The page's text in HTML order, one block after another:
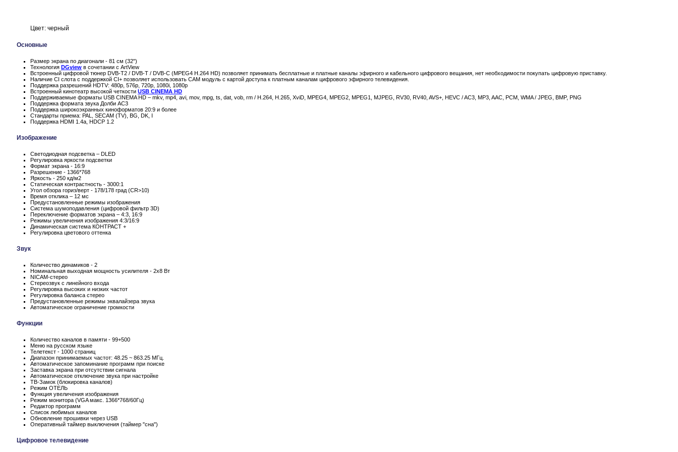
Цвет: черный
Основные
Размер экрана по диагонали - 81 см (32")
Технология DGview в сочетании с ArtView
Встроенный цифровой тюнер DVB-T2 / DVB-T / DVB-C (MPEG4 H.264 HD) позволяет принимать бесплатные и платные каналы эфирного и кабельного цифрового вещания, нет необходимости покупать цифровую приставку.
Наличие CI слота с поддержкой CI+ позволяет использовать CAM модуль с картой доступа к платным каналам цифрового эфирного телевидения.
Поддержка разрешений HDTV: 480p, 576p, 720p, 1080i, 1080p
Встроенный кинотеатр высокой четкости USB CINEMA HD
Поддерживаемые форматы USB CINEMA HD – mkv, mp4, avi, mov, mpg, ts, dat, vob, rm / H.264, H.265, XviD, MPEG4, MPEG2, MPEG1, MJPEG, RV30, RV40, AVS+, HEVC / AC3, MP3, AAC, PCM, WMA / JPEG, BMP, PNG
Поддержка формата звука Долби AC3
Поддержка широкоэкранных киноформатов 20:9 и более
Стандарты приема: PAL, SECAM (TV), BG, DK, I
Поддержка HDMI 1.4a, HDCP 1.2
Изображение
Светодиодная подсветка – DLED
Регулировка яркости подсветки
Формат экрана - 16:9
Разрешение - 1366*768
Яркость - 250 кд/м2
Статическая контрастность - 3000:1
Угол обзора гориз/верт - 178/178 град (CR>10)
Время отклика – 12 мс
Предустановленные режимы изображения
Система шумоподавления (цифровой фильтр 3D)
Переключение форматов экрана – 4:3, 16:9
Режимы увеличения изображения 4:3/16:9
Динамическая система КОНТРАСТ +
Регулировка цветового оттенка
Звук
Количество динамиков - 2
Номинальная выходная мощность усилителя - 2x8 Вт
NICAM-стерео
Стереозвук с линейного входа
Регулировка высоких и низких частот
Регулировка баланса стерео
Предустановленные режимы эквалайзера звука
Автоматическое ограничение громкости
Функции
Количество каналов в памяти - 99+500
Меню на русском языке
Телетекст - 1000 страниц
Диапазон принимаемых частот: 48.25 ~ 863.25 МГц.
Автоматическое запоминание программ при поиске
Заставка экрана при отсутствии сигнала
Автоматическое отключение звука при настройке
ТВ-Замок (блокировка каналов)
Режим ОТЕЛЬ
Функция увеличения изображения
Режим монитора (VGA макс. 1366*768/60Гц)
Редактор программ
Список любимых каналов
Обновление прошивки через USB
Оперативный таймер выключения (таймер "сна")
Цифровое телевидение